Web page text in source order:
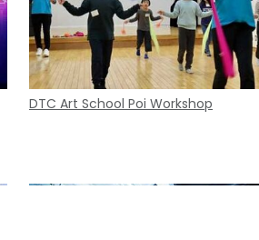
DTC Art School Poi Workshop